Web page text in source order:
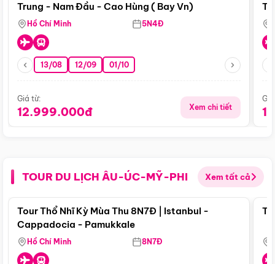
Trung - Nam Đầu - Cao Hùng ( Bay Vn)
Hồ Chí Minh 5N4Đ
13/08 12/09 01/10
Giá từ:
12.999.000đ Xem chi tiết
TOUR DU LỊCH ÂU-ÚC-MỸ-PHI Xem tất cả
Điểm nổi bật
Tour Thổ Nhĩ Kỳ Mùa Thu 8N7Đ | Istanbul -
Cappadocia - Pamukkale
Hồ Chí Minh 8N7Đ